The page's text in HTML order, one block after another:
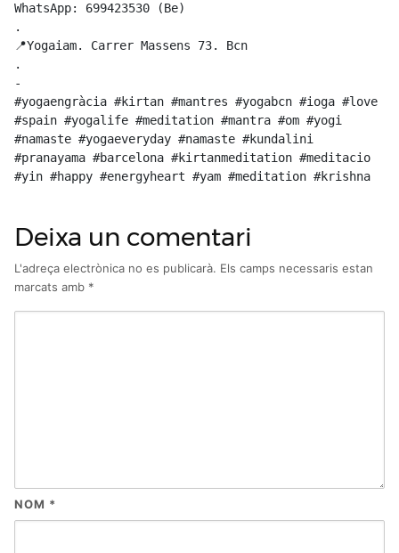
WhatsApp: 699423530 (Be)
.
📍Yogaiam. Carrer Massens 73. Bcn
.
-
#yogaengràcia #kirtan #mantres #yogabcn #ioga #love
#spain #yogalife #meditation #mantra #om #yogi
#namaste #yogaeveryday #namaste #kundalini
#pranayama #barcelona #kirtanmeditation #meditacio
#yin #happy #energyheart #yam #meditation #krishna
Deixa un comentari
L'adreça electrònica no es publicarà. Els camps necessaris estan
marcats amb *
NOM *